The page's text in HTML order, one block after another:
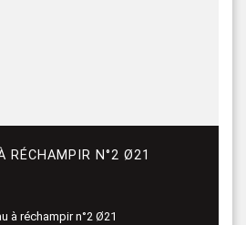
RÉCHAMPIR N°2 Ø21
à réchampir n°2 Ø21